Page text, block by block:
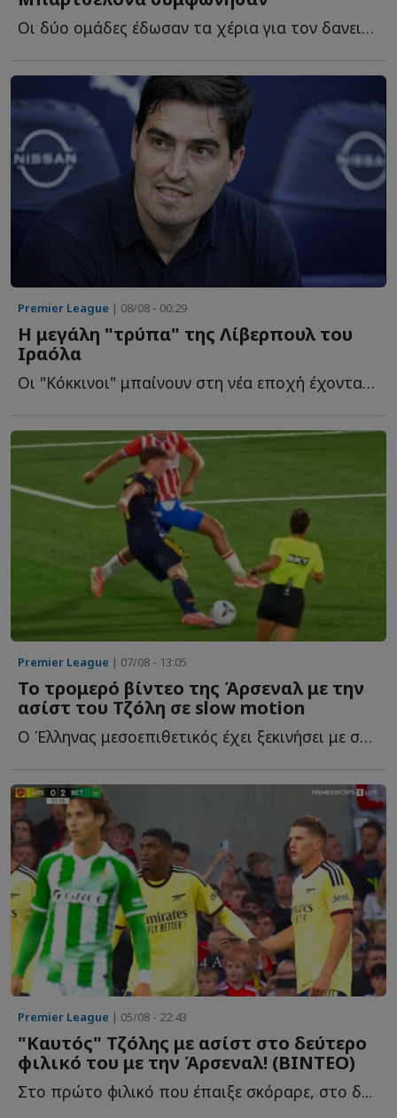
Οι δύο ομάδες έδωσαν τα χέρια για τον δανεισμό του Ρόναλντ Α...
Premier League | 08/08 - 00:29
Η μεγάλη "τρύπα" της Λίβερπουλ του
Ιραόλα
Οι "Κόκκινοι" μπαίνουν στη νέα εποχή έχοντας ένα σοβαρό τ...
Premier League | 07/08 - 13:05
Το τρομερό βίντεο της Άρσεναλ με την
ασίστ του Τζόλη σε slow motion
Ο Έλληνας μεσοεπιθετικός έχει ξεκινήσει με σπασμένα τ...
Premier League | 05/08 - 22:43
"Καυτός" Τζόλης με ασίστ στο δεύτερο
φιλικό του με την Άρσεναλ! (ΒΙΝΤΕΟ)
Στο πρώτο φιλικό που έπαιξε σκόραρε, στο δ...